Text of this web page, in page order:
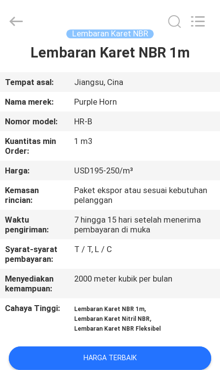
RUMAH
PRODUK
TENTANG
TUR
PABRIK
KUALITAS
HUBUNGI
KAMI
BLOG
PENAWARAN
Commerce
Lembaran Karet NBR
Lembaran Karet NBR 1m
Tempat asal:
Jiangsu, Cina
Nama merek:
Purple Horn
Nomor model:
HR-B
Kuantitas min
Order:
1 m3
Harga:
USD195-250/m³
Kemasan
rincian:
Paket ekspor atau sesuai kebutuhan
pelanggan
Waktu
pengiriman:
7 hingga 15 hari setelah menerima
pembayaran di muka
Syarat-syarat
pembayaran:
T / T, L / C
Menyediakan
kemampuan:
2000 meter kubik per bulan
Cahaya Tinggi: Lembaran Karet NBR 1m,
Lembaran Karet Nitril NBR,
Lembaran Karet NBR Fleksibel
HARGA TERBAIK